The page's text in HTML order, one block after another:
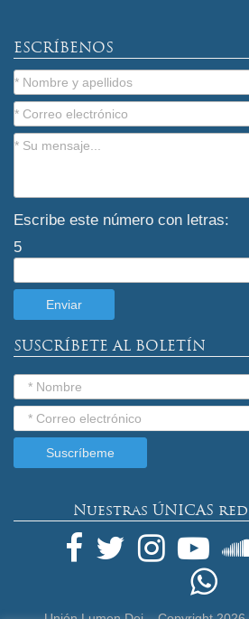
ESCRÍBENOS
Escribe este número con letras:
5
SUSCRÍBETE AL BOLETÍN
Nuestras ÚNICAS